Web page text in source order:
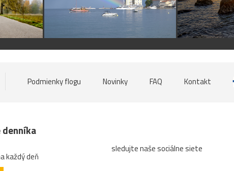
Podmienky flogu Novinky FAQ Kontakt
každý deň
sledujte naše sociálne siete